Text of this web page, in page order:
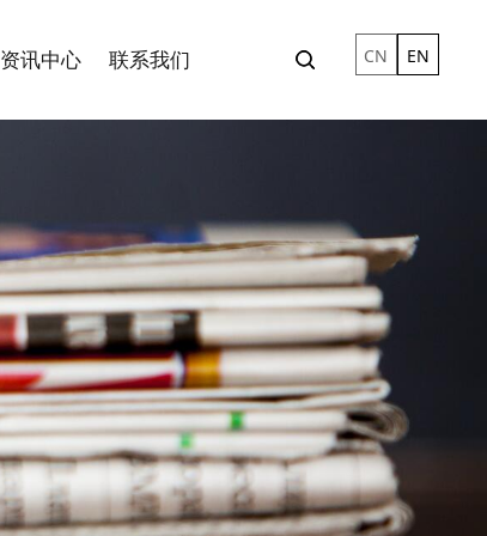
资讯中心 联系我们 CN EN